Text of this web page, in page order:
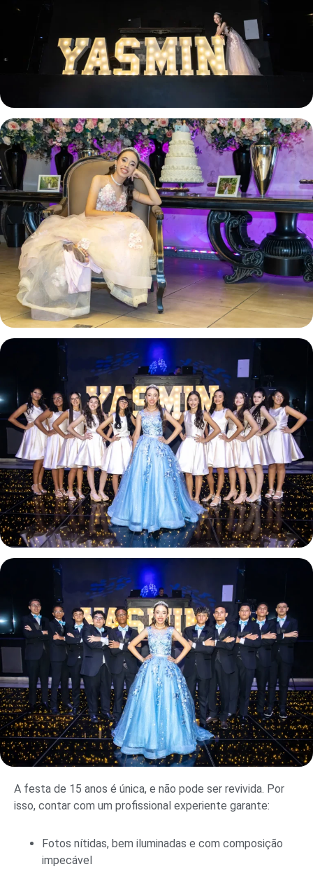
A festa de 15 anos é única, e não pode ser revivida. Por
isso, contar com um profissional experiente garante:
Fotos nítidas, bem iluminadas e com composição
impecável